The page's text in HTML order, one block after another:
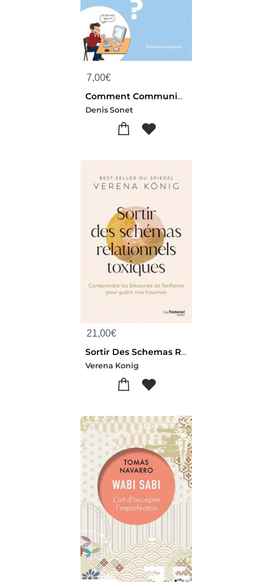
7,00€
Comment Communiquer En Famille ?
Denis Sonet
21,00€
Sortir Des Schemas Relationnels Toxiques : Comprendre Les Blessures De L'enfance Pour Guerir Nos Traumas
Verena Konig